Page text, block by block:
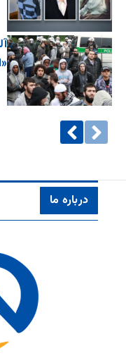
درباره ما